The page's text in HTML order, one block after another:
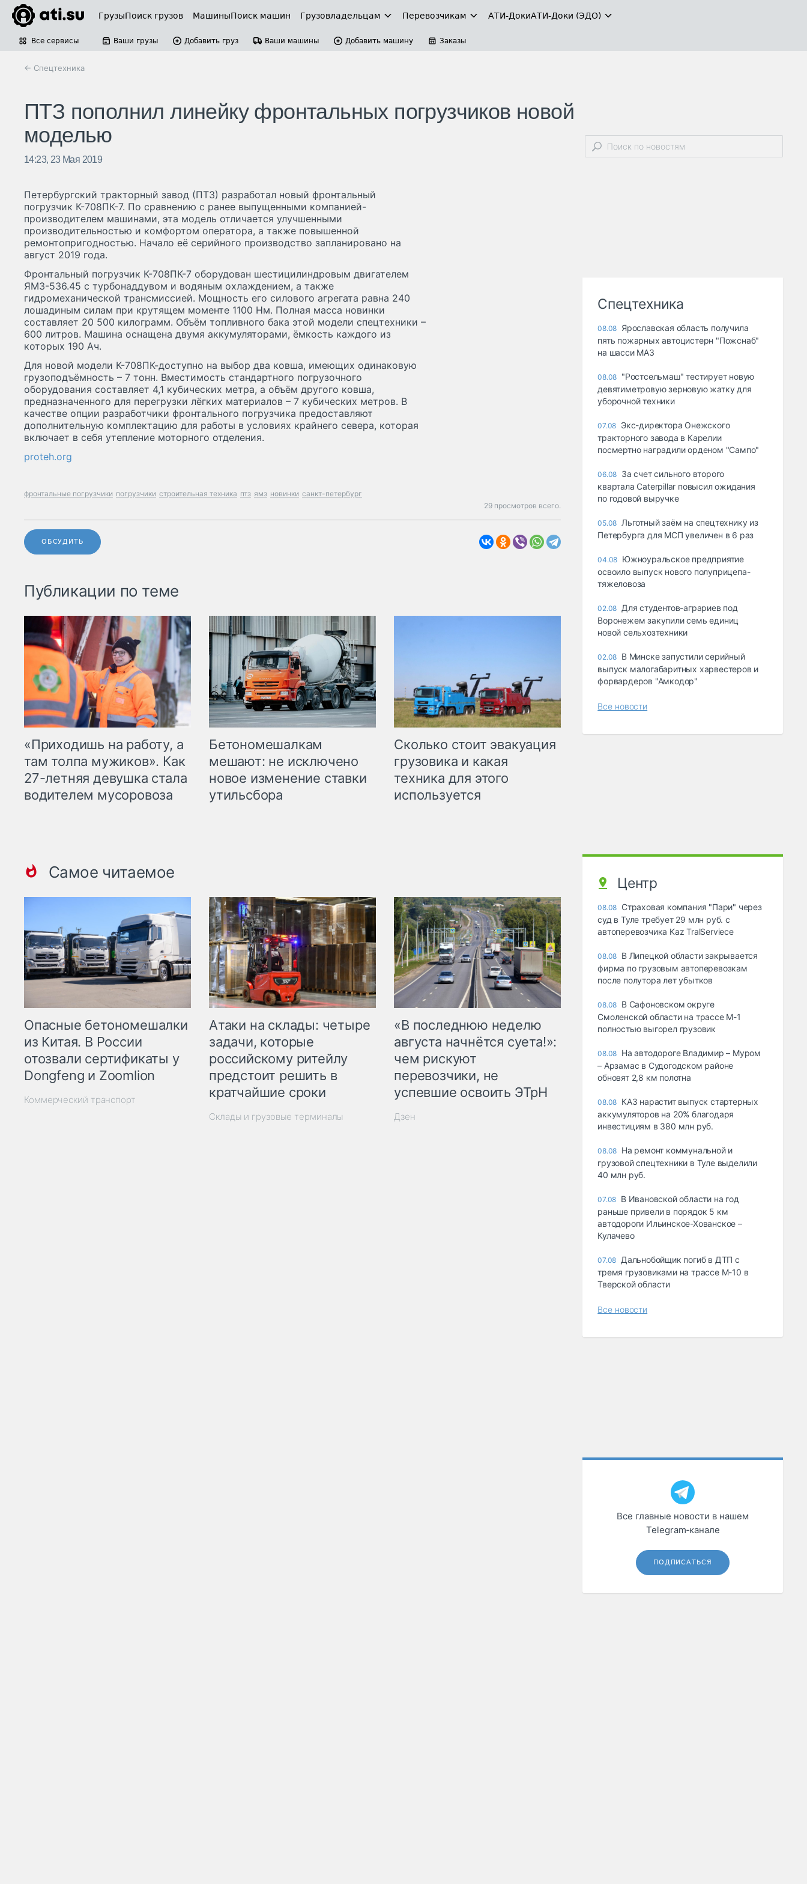
ГрузыПоиск грузов МашиныПоиск машин Грузовладельцам Перевозчикам АТИ-ДокиАТИ-Доки (ЭДО)
Все сервисы Ваши грузы Добавить груз Ваши машины Добавить машину Заказы
← Спецтехника
ПТЗ пополнил линейку фронтальных погрузчиков новой
моделью
14:23, 23 Мая 2019
Петербургский тракторный завод (ПТЗ) разработал новый фронтальный
погрузчик К-708ПК-7. По сравнению с ранее выпущенными компанией-
производителем машинами, эта модель отличается улучшенными
производительностью и комфортом оператора, а также повышенной
ремонтопригодностью. Начало её серийного производство запланировано на
август 2019 года.
Фронтальный погрузчик К-708ПК-7 оборудован шестицилиндровым двигателем
ЯМЗ-536.45 с турбонаддувом и водяным охлаждением, а также
гидромеханической трансмиссией. Мощность его силового агрегата равна 240
лошадиным силам при крутящем моменте 1100 Нм. Полная масса новинки
составляет 20 500 килограмм. Объём топливного бака этой модели спецтехники –
600 литров. Машина оснащена двумя аккумуляторами, ёмкость каждого из
которых 190 Ач.
Для новой модели К-708ПК-доступно на выбор два ковша, имеющих одинаковую
грузоподъёмность – 7 тонн. Вместимость стандартного погрузочного
оборудования составляет 4,1 кубических метра, а объём другого ковша,
предназначенного для перегрузки лёгких материалов – 7 кубических метров. В
качестве опции разработчики фронтального погрузчика предоставляют
дополнительную комплектацию для работы в условиях крайнего севера, которая
включает в себя утепление моторного отделения.
proteh.org
фронтальные погрузчики погрузчики строительная техника птз ямз новинки санкт-петербург
29 просмотров всего.
ОБСУДИТЬ
Публикации по теме
«Приходишь на работу, а
там толпа мужиков». Как
27-летняя девушка стала
водителем мусоровоза
Бетономешалкам
мешают: не исключено
новое изменение ставки
утильсбора
Сколько стоит эвакуация
грузовика и какая
техника для этого
используется
Самое читаемое
Опасные бетономешалки
из Китая. В России
отозвали сертификаты у
Dongfeng и Zoomlion
Коммерческий транспорт
Атаки на склады: четыре
задачи, которые
российскому ритейлу
предстоит решить в
кратчайшие сроки
Склады и грузовые терминалы
«В последнюю неделю
августа начнётся суета!»:
чем рискуют
перевозчики, не
успевшие освоить ЭТрН
Дзен
Спецтехника
08.08 Ярославская область получила
пять пожарных автоцистерн "Пожснаб"
на шасси МАЗ
08.08 "Ростсельмаш" тестирует новую
девятиметровую зерновую жатку для
уборочной техники
07.08 Экс-директора Онежского
тракторного завода в Карелии
посмертно наградили орденом "Сампо"
06.08 За счет сильного второго
квартала Caterpillar повысил ожидания
по годовой выручке
05.08 Льготный заём на спецтехнику из
Петербурга для МСП увеличен в 6 раз
04.08 Южноуральское предприятие
освоило выпуск нового полуприцепа-
тяжеловоза
02.08 Для студентов-аграриев под
Воронежем закупили семь единиц
новой сельхозтехники
02.08 В Минске запустили серийный
выпуск малогабаритных харвестеров и
форвардеров "Амкодор"
Все новости
Центр
08.08 Страховая компания "Пари" через
суд в Туле требует 29 млн руб. с
автоперевозчика Kaz TralServiece
08.08 В Липецкой области закрывается
фирма по грузовым автоперевозкам
после полутора лет убытков
08.08 В Сафоновском округе
Смоленской области на трассе М-1
полностью выгорел грузовик
08.08 На автодороге Владимир – Муром
– Арзамас в Судогодском районе
обновят 2,8 км полотна
08.08 КАЗ нарастит выпуск стартерных
аккумуляторов на 20% благодаря
инвестициям в 380 млн руб.
08.08 На ремонт коммунальной и
грузовой спецтехники в Туле выделили
40 млн руб.
07.08 В Ивановской области на год
раньше привели в порядок 5 км
автодороги Ильинское-Хованское –
Кулачево
07.08 Дальнобойщик погиб в ДТП с
тремя грузовиками на трассе М-10 в
Тверской области
Все новости
Все главные новости в нашем
Telegram‑канале
ПОДПИСАТЬСЯ